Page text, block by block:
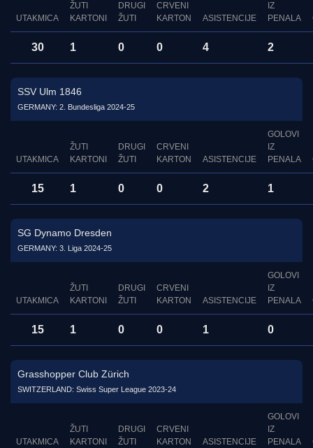
UTAKMICA
ŽUTI
KARTONI
DRUGI
ŽUTI
CRVENI
KARTON
ASISTENCIJE
IZ
PENALA
30 1 0 0 4 2
SSV Ulm 1846
GERMANY: 2. Bundesliga 2024-25
UTAKMICA
ŽUTI
KARTONI
DRUGI
ŽUTI
CRVENI
KARTON
ASISTENCIJE
GOLOVI
IZ
PENALA
15 1 0 0 2 1
SG Dynamo Dresden
GERMANY: 3. Liga 2024-25
UTAKMICA
ŽUTI
KARTONI
DRUGI
ŽUTI
CRVENI
KARTON
ASISTENCIJE
GOLOVI
IZ
PENALA
15 1 0 0 1 0
Grasshopper Club Zürich
SWITZERLAND: Swiss Super League 2023-24
UTAKMICA
ŽUTI
KARTONI
DRUGI
ŽUTI
CRVENI
KARTON
ASISTENCIJE
GOLOVI
IZ
PENALA